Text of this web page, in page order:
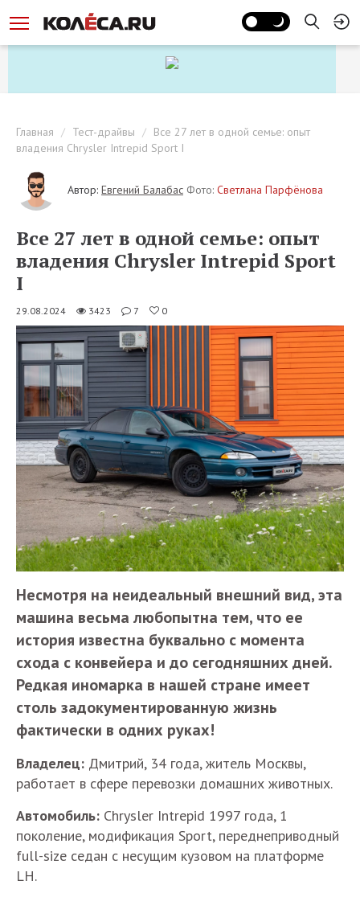
Главная Тест-драйвы
Все 27 лет в одной семье: опыт
владения Chrysler Intrepid Sport I
Автор: Евгений Балабас Фото: Светлана Парфёнова
Все 27 лет в одной семье: опыт
владения Chrysler Intrepid Sport
I
29.08.2024 3423 7 0
Несмотря на неидеальный внешний вид, эта
машина весьма любопытна тем, что ее
история известна буквально с момента
схода с конвейера и до сегодняшних дней.
Редкая иномарка в нашей стране имеет
столь задокументированную жизнь
фактически в одних руках!
Владелец: Дмитрий, 34 года, житель Москвы,
работает в сфере перевозки домашних животных.
Автомобиль: Chrysler Intrepid 1997 года, 1
поколение, модификация Sport, переднеприводный
full-size седан с несущим кузовом на платформе
LH.